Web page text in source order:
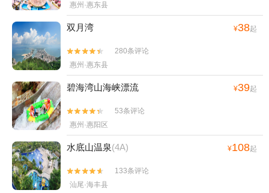
惠州·惠东县
双月湾 ¥38起


280条评论
惠州·惠东县
碧海湾山海峡漂流 ¥39起


53条评论
惠州·惠阳区
水底山温泉(4A) ¥108起


133条评论
汕尾·海丰县